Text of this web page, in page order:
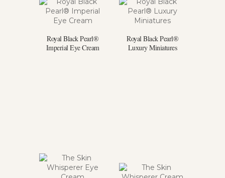
Royal Black Pearl®
Imperial Eye Cream
Royal Black Pearl®
Luxury Miniatures